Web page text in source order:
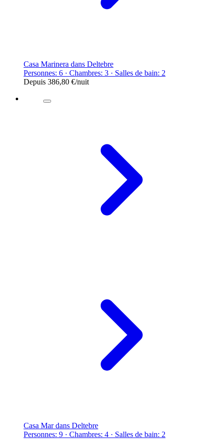
Casa Marinera dans Deltebre
Personnes: 6 · Chambres: 3 · Salles de bain: 2
Depuis 386,80 €/nuit
Casa Mar dans Deltebre
Personnes: 9 · Chambres: 4 · Salles de bain: 2